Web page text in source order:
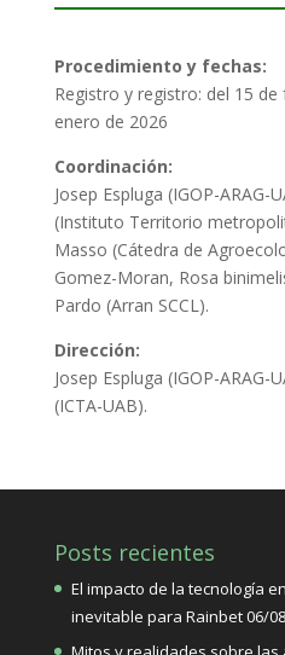
Procedimiento y fechas:
Registro y registro: del 15
enero de 2026
Coordinación:
Josep Espluga (IGOP-ARAG-
(Instituto Territorio
Masso (Cátedra de
Gomez-Moran, Rosa
Pardo (Arran SCCL).
Dirección:
Josep Espluga (IGOP-ARAG-
(ICTA-UAB).
Posts recientes
El impacto de la tecnología
inevitable para Rainbet06/